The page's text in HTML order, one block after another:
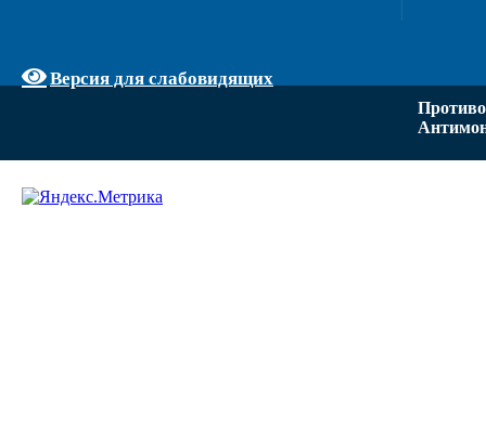
Версия для слабовидящих